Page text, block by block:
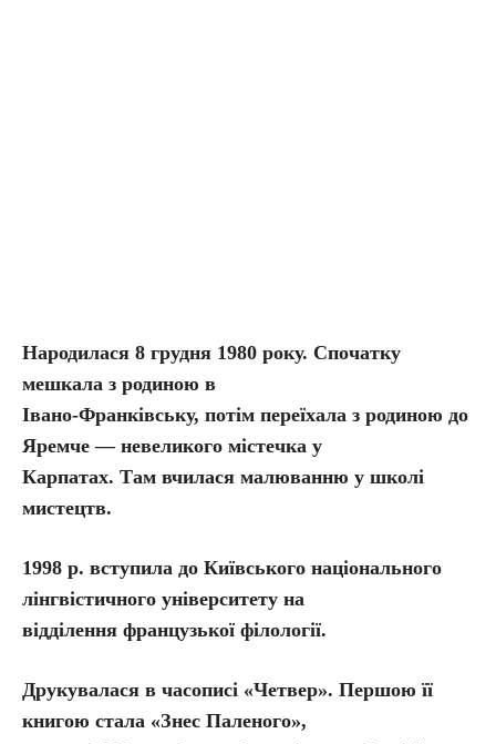
Народилася 8 грудня 1980 року. Спочатку
мешкала з родиною в
Івано-Франківську, потім переїхала з родиною до
Яремче — невеликого містечка у
Карпатах. Там вчилася малюванню у школі
мистецтв.
1998 р. вступила до Київського національного
лінгвістичного університету на
відділення французької філології.
Друкувалася в часописі «Четвер». Першою її
книгою стала «Знес Паленого»,